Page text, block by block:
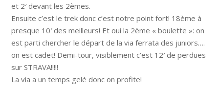
et 2′ devant les 2èmes.
Ensuite c’est le trek donc c’est notre point fort! 18ème à
presque 10′ des meilleurs! Et oui la 2ème « boulette »: on
est parti chercher le départ de la via ferrata des juniors….
on est cadet! Demi-tour, visiblement c’est 12′ de perdues
sur STRAVA!!!!!
La via a un temps gelé donc on profite!